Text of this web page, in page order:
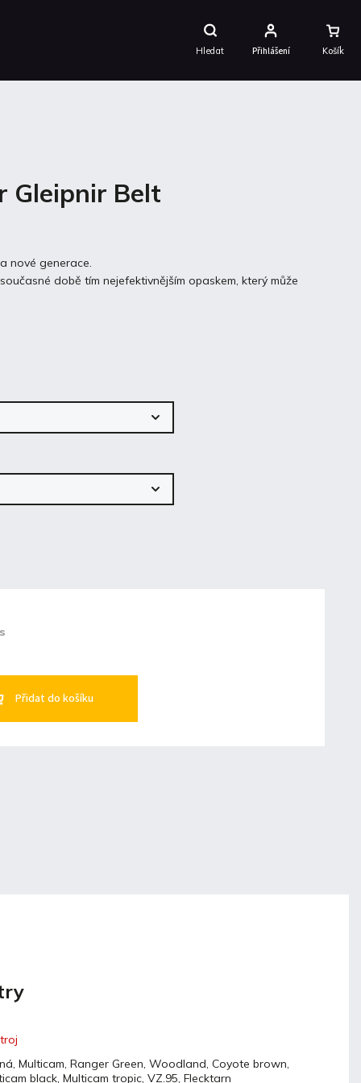
Hledat
Nákupní
Košík
Přihlášení
Gleipnir Belt
nové generace.
době tím nejefektivnějším opaskem, který může
Přidat do košíku
Multicam, Ranger Green, Woodland, Coyote brown,
black, Multicam tropic, VZ.95, Flecktarn